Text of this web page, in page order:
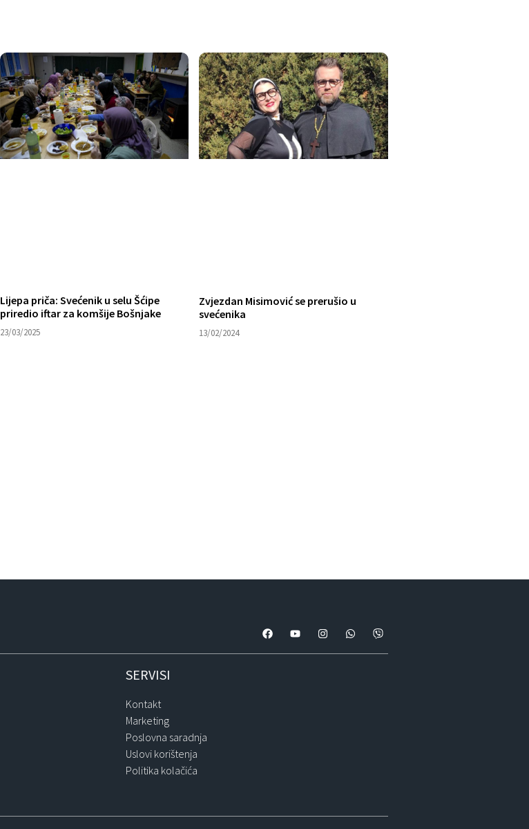
Lijepa priča: Svećenik u selu Šćipe
priredio iftar za komšije Bošnjake
23/03/2025
Zvjezdan Misimović se prerušio u
svećenika
13/02/2024
SERVISI
Kontakt
Marketing
Poslovna saradnja
Uslovi korištenja
Politika kolačića